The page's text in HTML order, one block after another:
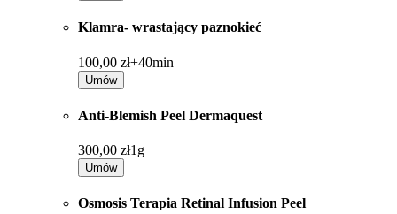
Klamra- wrastający paznokieć
100,00 zł+40min
Umów
Anti-Blemish Peel Dermaquest
300,00 zł1g
Umów
Osmosis Terapia Retinal Infusion Peel